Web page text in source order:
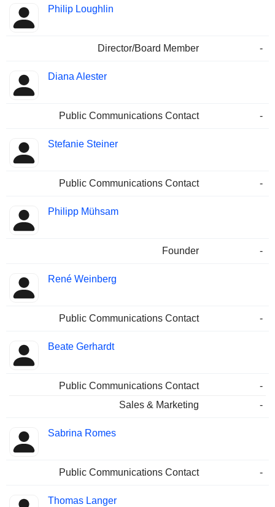
Philip Loughlin
Director/Board Member -
Diana Alester
Public Communications Contact -
Stefanie Steiner
Public Communications Contact -
Philipp Mühsam
Founder -
René Weinberg
Public Communications Contact -
Beate Gerhardt
Public Communications Contact
-
Sales & Marketing
-
Sabrina Romes
Public Communications Contact -
Thomas Langer